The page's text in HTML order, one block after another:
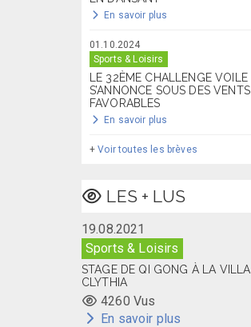
En savoir plus
01.10.2024
Sports & Loisirs
LE 32ÈME CHALLENGE VOILE
S’ANNONCE SOUS DES VENTS
FAVORABLES
En savoir plus
+Voir toutes les brèves
LES + LUS
19.08.2021
Sports & Loisirs
STAGE DE QI GONG À LA VILLA
CLYTHIA
4260 Vus
En savoir plus